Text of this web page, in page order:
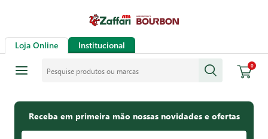
Loja Online Institucional
0
Receba em primeira mão nossas novidades e ofertas